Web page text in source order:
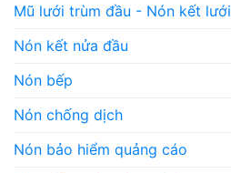
Mũ lưới trùm đầu - Nón kết lưới
Nón kết nửa đầu
Nón bếp
Nón chống dịch
Nón bảo hiểm quảng cáo